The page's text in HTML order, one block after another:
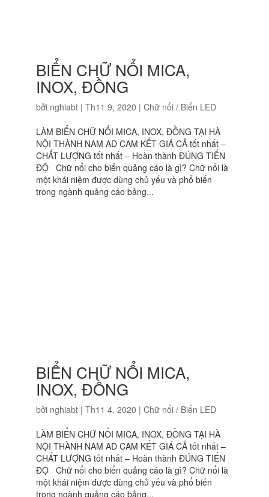
BIỂN CHỮ NỔI MICA,
INOX, ĐỒNG
bởi nghiabt| Th11 9, 2020 | Chữ nổi / Biển LED
LÀM BIỂN CHỮ NỔI MICA, INOX, ĐỒNG TẠI HÀ
NỘI THÀNH NAM AD CAM KẾT GIÁ CẢ tốt nhất –
CHẤT LƯỢNG tốt nhất – Hoàn thành ĐÚNG TIẾN
ĐỘ Chữ nổi cho biển quảng cáo là gì? Chữ nổi là
một khái niệm được dùng chủ yếu và phổ biến
trong ngành quảng cáo bảng...
BIỂN CHỮ NỔI MICA,
INOX, ĐỒNG
bởi nghiabt| Th11 4, 2020 | Chữ nổi / Biển LED
LÀM BIỂN CHỮ NỔI MICA, INOX, ĐỒNG TẠI HÀ
NỘI THÀNH NAM AD CAM KẾT GIÁ CẢ tốt nhất –
CHẤT LƯỢNG tốt nhất – Hoàn thành ĐÚNG TIẾN
ĐỘ Chữ nổi cho biển quảng cáo là gì? Chữ nổi là
một khái niệm được dùng chủ yếu và phổ biến
trong ngành quảng cáo bảng...